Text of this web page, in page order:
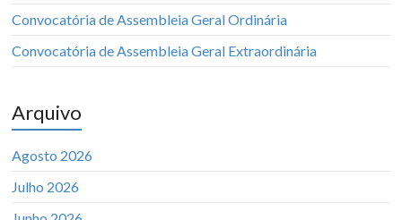
Convocatória de Assembleia Geral Ordinária
Convocatória de Assembleia Geral Extraordinária
Arquivo
Agosto 2026
Julho 2026